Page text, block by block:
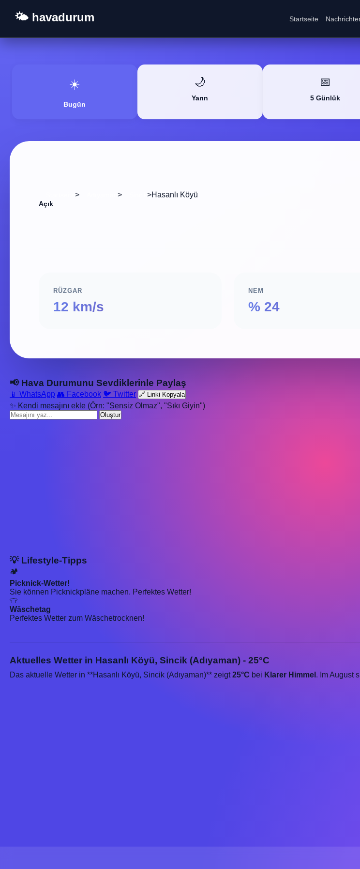
🌤️ havadurum Startseite
☀️
Bugün
🌙
Yarın
📅
5 Günlük
> > >Hasanlı Köyü
Açık
RÜZGAR
12 km/s
NEM
% 24
📢 Hava Durumunu Sevdiklerinle Paylaş
📱 WhatsApp 👥 Facebook 🐦 Twitter 🔗 Linki Kopyala
✨ Kendi mesajını ekle (Örn: "Sensiz Olmaz", "Sıkı Giyin")
Oluştur
💡 Lifestyle-Tipps
🏕️
Picknick-Wetter!
Sie können Picknickpläne machen. Perfektes Wetter!
👕
Wäschetag
Perfektes Wetter zum Wäschetrocknen!
Aktuelles Wetter in Hasanlı Köyü, Sincik (Adıyaman) - 25°C
Das aktuelle Wetter in **Hasanlı Köyü, Sincik (Adıyaman)** zeigt25°C bei Klarer Himmel . Im August